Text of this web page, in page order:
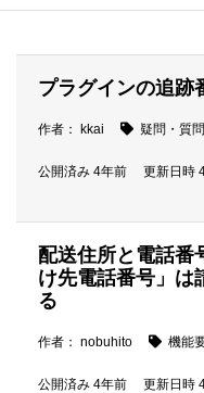
プラグインの追跡
作者： kkai 疑問・質問
公開済み 4年前 更新日時
配送住所と電話番
け先電話番号」は
る
作者： nobuhito 機能
公開済み 4年前 更新日時